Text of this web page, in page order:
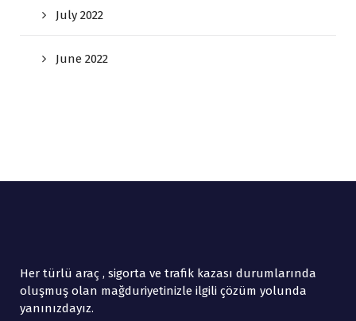
July 2022
June 2022
Her türlü araç , sigorta ve trafik kazası durumlarında
oluşmuş olan mağduriyetinizle ilgili çözüm yolunda
yanınızdayız.